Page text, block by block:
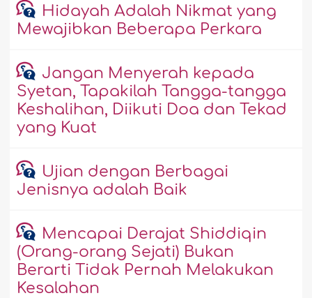
Hidayah Adalah Nikmat yang
Mewajibkan Beberapa Perkara
Jangan Menyerah kepada
Syetan, Tapakilah Tangga-tangga
Keshalihan, Diikuti Doa dan Tekad
yang Kuat
Ujian dengan Berbagai
Jenisnya adalah Baik
Mencapai Derajat Shiddiqin
(Orang-orang Sejati) Bukan
Berarti Tidak Pernah Melakukan
Kesalahan